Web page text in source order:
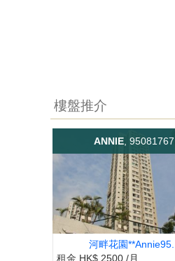
樓盤推介
ANNIE , 95081767
河畔花園**Annie95...
租金 HK$ 2500 /月